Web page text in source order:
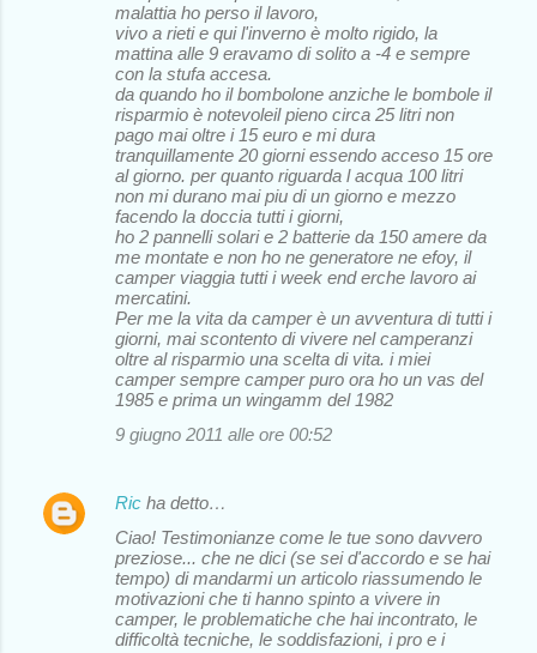
malattia ho perso il lavoro,
vivo a rieti e qui l'inverno è molto rigido, la
mattina alle 9 eravamo di solito a -4 e sempre
con la stufa accesa.
da quando ho il bombolone anziche le bombole il
risparmio è notevoleil pieno circa 25 litri non
pago mai oltre i 15 euro e mi dura
tranquillamente 20 giorni essendo acceso 15 ore
al giorno. per quanto riguarda l acqua 100 litri
non mi durano mai piu di un giorno e mezzo
facendo la doccia tutti i giorni,
ho 2 pannelli solari e 2 batterie da 150 amere da
me montate e non ho ne generatore ne efoy, il
camper viaggia tutti i week end erche lavoro ai
mercatini.
Per me la vita da camper è un avventura di tutti i
giorni, mai scontento di vivere nel camperanzi
oltre al risparmio una scelta di vita. i miei
camper sempre camper puro ora ho un vas del
1985 e prima un wingamm del 1982
9 giugno 2011 alle ore 00:52
Ric ha detto…
Ciao! Testimonianze come le tue sono davvero
preziose... che ne dici (se sei d'accordo e se hai
tempo) di mandarmi un articolo riassumendo le
motivazioni che ti hanno spinto a vivere in
camper, le problematiche che hai incontrato, le
difficoltà tecniche, le soddisfazioni, i pro e i